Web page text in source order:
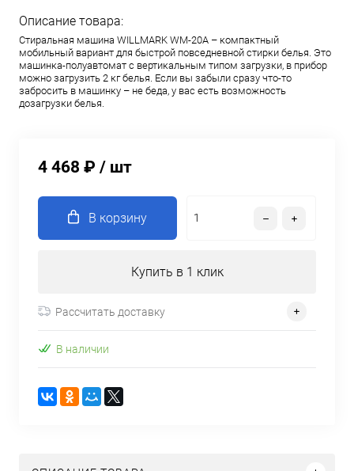
Описание товара:
Стиральная машина WILLMARK WM-20A – компактный
мобильный вариант для быстрой повседневной стирки белья. Это
машинка-полуавтомат с вертикальным типом загрузки, в прибор
можно загрузить 2 кг белья. Если вы забыли сразу что-то
забросить в машинку – не беда, у вас есть возможность
дозагрузки белья.
4 468 ₽ / шт
В корзину
Купить в 1 клик
Рассчитать доставку
В наличии